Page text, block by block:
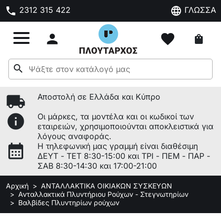
phone 2312 315 422 language ΓΛΩΣΣΑ
 favorite shopping_bag
search
local_shipping Αποστολή σε Ελλάδα και Κύπρο
info
Οι μάρκες, τα μοντέλα και οι κωδικοί των
εταιρειών, χρησιμοποιούνται αποκλειστικά για
λόγους αναφοράς.
calendar_month
Η τηλεφωνική μας γραμμή είναι διαθέσιμη
ΔΕΥΤ - ΤΕΤ 8:30-15:00 και ΤΡΙ - ΠΕΜ - ΠΑΡ -
ΣΑΒ 8:30-14:30 και 17:00-21:00
Αρχική
ΑΝΤΑΛΛΑΚΤΙΚΑ ΟΙΚΙΑΚΩΝ ΣΥΣΚΕΥΩΝ
Ανταλλακτικά Πλυντήριου Ρούχων - Στεγνωτηρίων
Βαλβίδες Πλυντηρίων ρούχων